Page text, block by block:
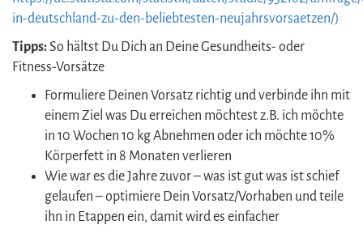
in-deutschland-zu-den-beliebtesten-neujahrsvorsaetzen/)
Tipps:So hältst Du Dich an DeineGesundheits- oder
Fitness-Vorsätze
Formuliere Deinen Vorsatz richtig und verbinde ihn mit
einem Ziel was Du erreichen möchtest z.B. ich möchte
in 10 Wochen 10 kg Abnehmen oder ich möchte 10%
Körperfett in 8 Monaten verlieren
Wie war es die Jahre zuvor – was ist gut was ist schief
gelaufen – optimiere Dein Vorsatz/Vorhaben und teile
ihn in Etappen ein, damit wird es einfacher